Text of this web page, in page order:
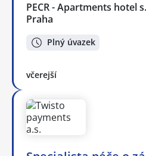
PECR - Apartments hotel
Praha
Plný úvazek
včerejší